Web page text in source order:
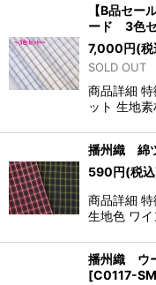
【B品セ
ード 3色
7,000円(税
SOLD OUT
商品詳細
ット 生地
播州織 綿
590円(税
商品詳細
生地色 ワ
播州織 ウ
[C0117-